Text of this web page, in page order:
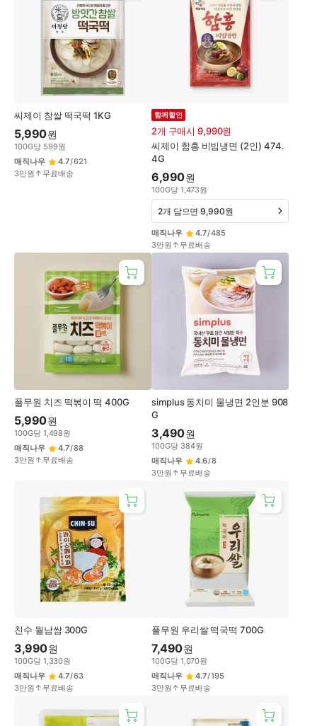
씨제이 참쌀 떡국떡 1KG
5,990원
100G당 599원
매직나우
4.7/621
3만원↑무료배송
씨제이 함흥 비빔냉면 (2인) 474.
4G
함께할인
2개 구매시 9,990원
6,990원
100G당 1,473원
매직나우 4.7/485
3만원↑무료배송
2개 담으면 9,990원
풀무원 치즈 떡볶이 떡 400G
5,990원
100G당 1,498원
매직나우
4.7/88
3만원↑무료배송
simplus 동치미 물냉면 2인분 908
G
3,490원
100G당 384원
매직나우
4.6/8
3만원↑무료배송
친수 월남쌈 300G
3,990원
100G당 1,330원
매직나우
4.7/63
3만원↑무료배송
풀무원 우리쌀 떡국떡 700G
7,490원
100G당 1,070원
매직나우
4.7/195
3만원↑무료배송